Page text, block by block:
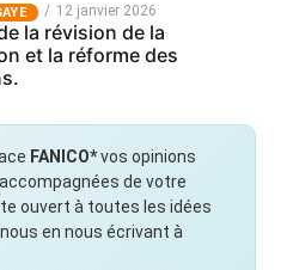
12 janvier 2026
la révision de la
et la réforme des
FANICO*vos opinions
de votre
ouvert à toutes les idées
en nous écrivant à